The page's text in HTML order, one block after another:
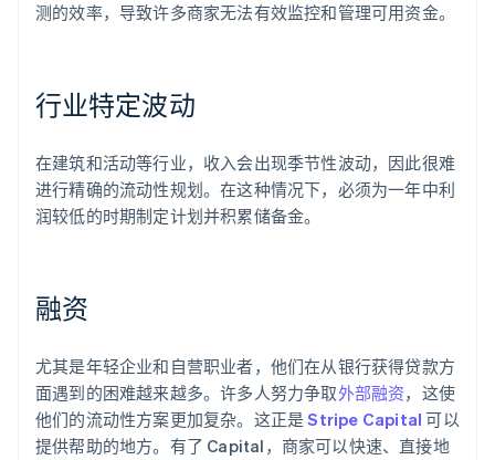
测的效率，导致许多商家无法有效监控和管理可用资金。
行业特定波动
在建筑和活动等行业，收入会出现季节性波动，因此很难
进行精确的流动性规划。在这种情况下，必须为一年中利
润较低的时期制定计划并积累储备金。
融资
尤其是年轻企业和自营职业者，他们在从银行获得贷款方
面遇到的困难越来越多。许多人努力争取外部融资，这使
他们的流动性方案更加复杂。这正是Stripe Capital 可以
提供帮助的地方。有了 Capital，商家可以快速、直接地